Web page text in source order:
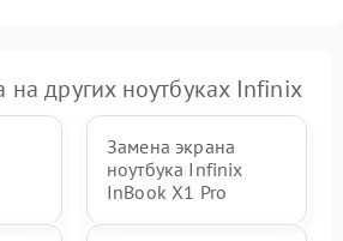
на других ноутбуках Infinix
Замена экрана
ноутбука Infinix
InBook X1 Pro